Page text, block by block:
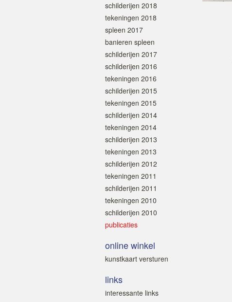
schilderijen 2018
tekeningen 2018
spleen 2017
banieren spleen
schilderijen 2017
schilderijen 2016
tekeningen 2016
schilderijen 2015
tekeningen 2015
schilderijen 2014
tekeningen 2014
schilderijen 2013
tekeningen 2013
schilderijen 2012
tekeningen 2011
schilderijen 2011
tekeningen 2010
schilderijen 2010
publicaties
online winkel
kunstkaart versturen
links
interessante links